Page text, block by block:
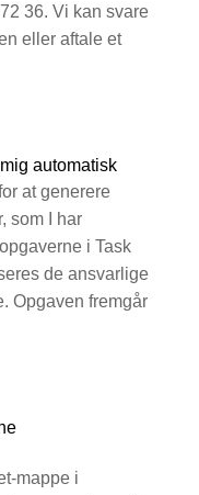
36. Vi kan svare
eller aftale et
automatisk
at generere
som I har
i Task
de ansvarlige
Opgaven fremgår
mappe i